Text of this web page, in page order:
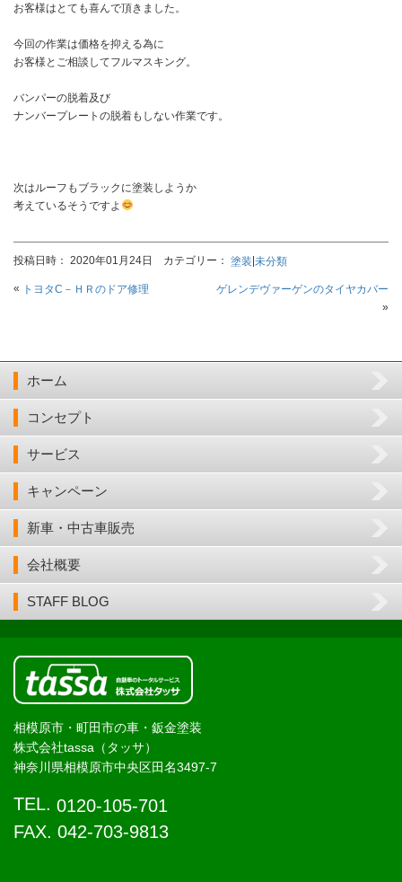
お客様はとても喜んで頂きました。
今回の作業は価格を抑える為に
お客様とご相談してフルマスキング。
バンパーの脱着及び
ナンバープレートの脱着もしない作業です。
次はルーフもブラックに塗装しようか
考えているそうですよ
投稿日時： 2020年01月24日 カテゴリー： 塗装 未分類
« トヨタC－ＨＲのドア修理
ゲレンデヴァーゲンのタイヤカバー
»
ホーム
コンセプト
サービス
キャンペーン
新車・中古車販売
会社概要
STAFF BLOG
相模原市・町田市の車・鈑金塗装
株式会社tassa（タッサ）
神奈川県相模原市中央区田名3497-7
TEL. 0120-105-701
FAX. 042-703-9813